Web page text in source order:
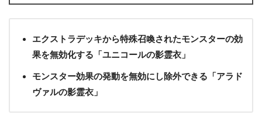
エクストラデッキから特殊召喚されたモンスターの効
果を無効化する「ユニコールの影霊衣」
モンスター効果の発動を無効にし除外できる「アラド
ヴァルの影霊衣」